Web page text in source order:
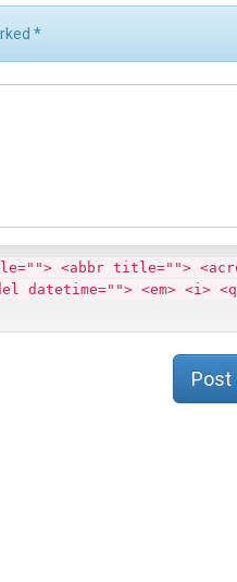
*
<abbr title="">
datetime=""> <em> <i>
Post